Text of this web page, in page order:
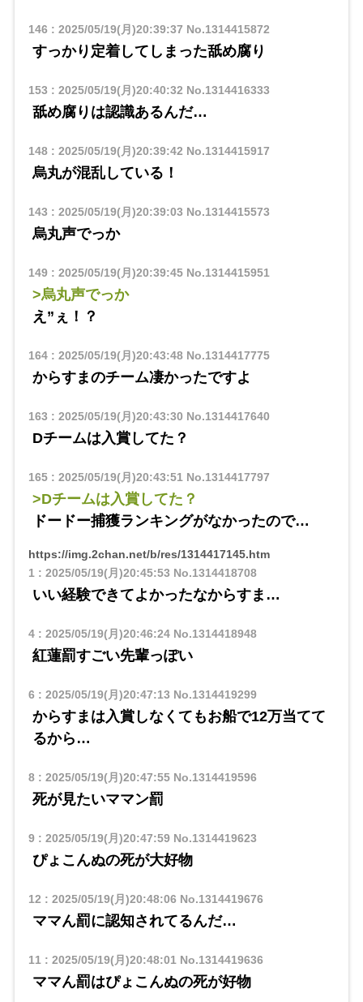
146 : 2025/05/19(月)20:39:37 No.1314415872
すっかり定着してしまった舐め腐り
153 : 2025/05/19(月)20:40:32 No.1314416333
舐め腐りは認識あるんだ…
148: 2025/05/19(月)20:39:42 No.1314415917
烏丸が混乱している！
143 : 2025/05/19(月)20:39:03 No.1314415573
烏丸声でっか
149: 2025/05/19(月)20:39:45No.1314415951
>烏丸声でっか
え”ぇ！？
164: 2025/05/19(月)20:43:48No.1314417775
からすまのチーム凄かったですよ
163 : 2025/05/19(月)20:43:30 No.1314417640
Dチームは入賞してた？
165: 2025/05/19(月)20:43:51 No.1314417797
>Dチームは入賞してた？
ドードー捕獲ランキングがなかったので…
https://img.2chan.net/b/res/1314417145.htm
1 : 2025/05/19(月)20:45:53 No.1314418708
いい経験できてよかったなからすま…
4: 2025/05/19(月)20:46:24No.1314418948
紅蓮罰すごい先輩っぽい
6 : 2025/05/19(月)20:47:13 No.1314419299
からすまは入賞しなくてもお船で12万当てて
るから…
8: 2025/05/19(月)20:47:55No.1314419596
死が見たいママン罰
9: 2025/05/19(月)20:47:59No.1314419623
ぴょこんぬの死が大好物
12 : 2025/05/19(月)20:48:06 No.1314419676
ママん罰に認知されてるんだ…
11 : 2025/05/19(月)20:48:01 No.1314419636
ママん罰はぴょこんぬの死が好物